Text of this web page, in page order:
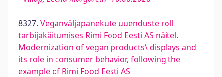
8327. Veganväljapanekute uuenduste roll
tarbijakäitumises Rimi Food Eesti AS näitel.
Modernization of vegan products\ displays and
its role in consumer behavior, following the
example of Rimi Food Eesti AS